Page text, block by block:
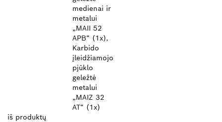
medienai ir
metalui
„MAII 52
APB“ (1x),
Karbido
įleidžiamojo
pjūklo
geležtė
metalui
„MAIZ 32
AT“ (1x)
iš produktų